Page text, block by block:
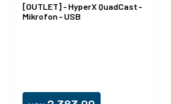
[OUTLET] - HyperX QuadCast -
Mikrofon - USB